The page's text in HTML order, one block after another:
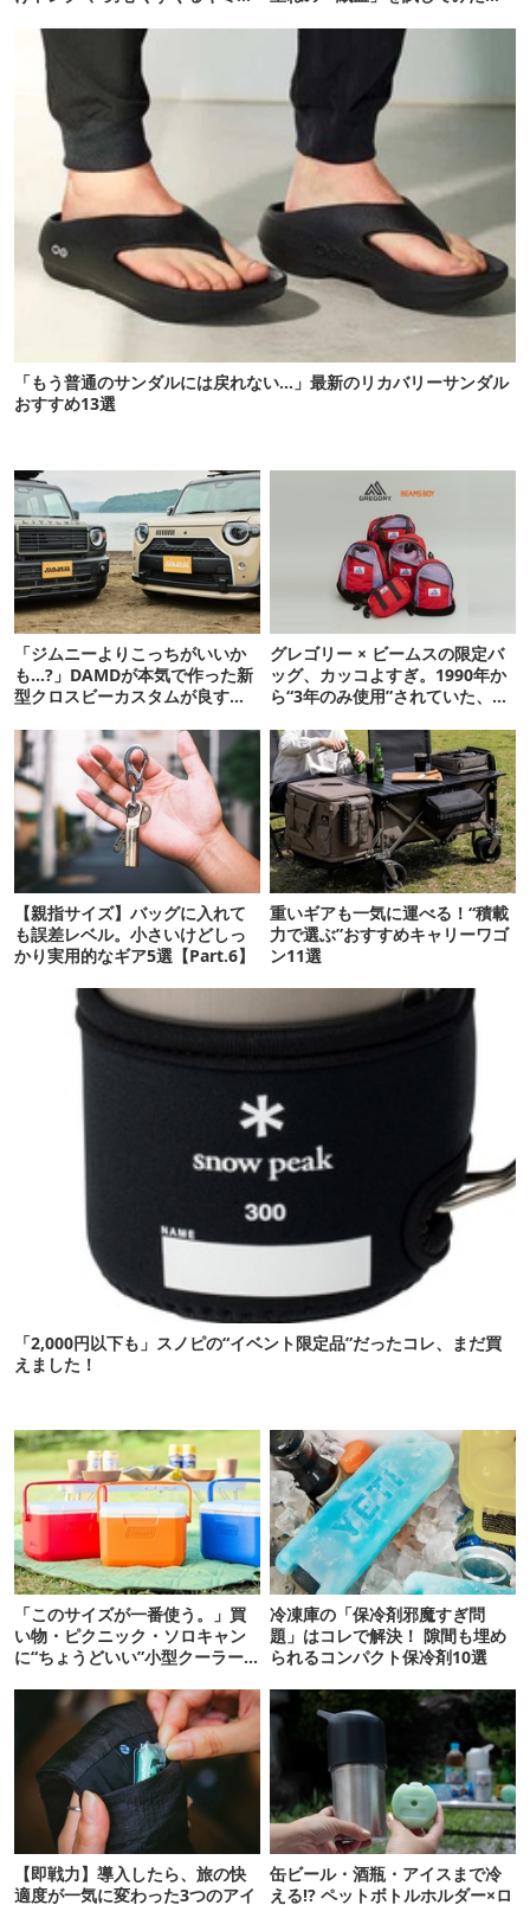
「もう普通のサンダルには戻れない…」最新のリカバリーサンダル
おすすめ13選
「ジムニーよりこっちがいいか
も…?」DAMDが本気で作った新
型クロスビーカスタムが良すぎ
グレゴリー × ビームスの限定バ
ッグ、カッコよすぎ。1990年か
ら“3年のみ使用”されていた、紫
【親指サイズ】バッグに入れて
も誤差レベル。小さいけどしっ
かり実用的なギア5選【Part.6】
重いギアも一気に運べる！“積載
力で選ぶ”おすすめキャリーワゴ
ン11選
「2,000円以下も」スノピの“イベント限定品”だったコレ、まだ買
えました！
「このサイズが一番使う。」買
い物・ピクニック・ソロキャン
に“ちょうどいい”小型クーラー
冷凍庫の「保冷剤邪魔すぎ問
題」はコレで解決！ 隙間も埋め
られるコンパクト保冷剤10選
【即戦力】導入したら、旅の快
適度が一気に変わった3つのアイ
缶ビール・酒瓶・アイスまで冷
える!? ペットボトルホルダー×ロ